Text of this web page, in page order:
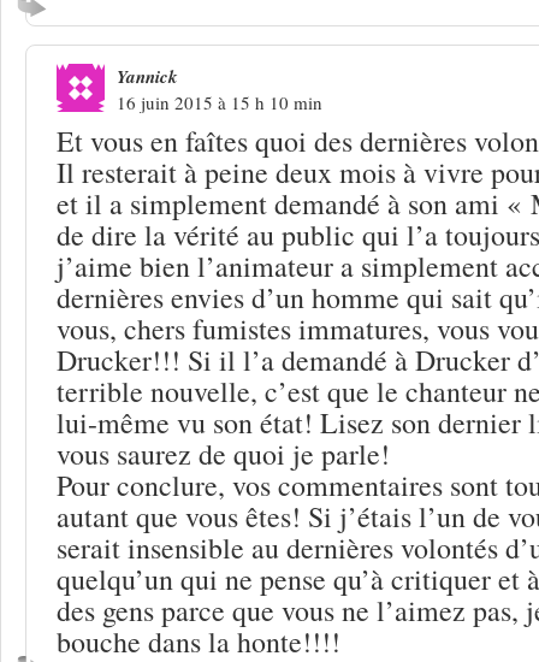
Yannick
16 juin 2015 à 15 h 10 min
Et vous en faîtes quoi des dernières
Il resterait à peine deux mois à vivre
et il a simplement demandé à son ami
de dire la vérité au public qui l’a
j’aime bien l’animateur a simplement
dernières envies d’un homme qui sait
vous, chers fumistes immatures, vous
Drucker!!! Si il l’a demandé à Drucker
terrible nouvelle, c’est que le chanteur
lui-même vu son état! Lisez son
vous saurez de quoi je parle!
Pour conclure, vos commentaires sont
autant que vous êtes! Si j’étais l’un de
serait insensible au dernières volontés
quelqu’un qui ne pense qu’à critiquer et
des gens parce que vous ne l’aimez pas,
bouche dans la honte!!!!